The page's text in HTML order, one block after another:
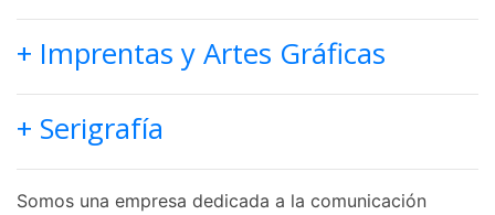
+ Imprentas y Artes Gráficas
+ Serigrafía
Somos una empresa dedicada a la comunicación